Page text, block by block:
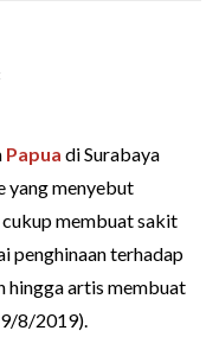
Papua di Surabaya
yang menyebut
membuat sakit
penghinaan terhadap
hingga artis membuat
8/2019).